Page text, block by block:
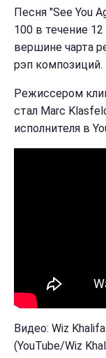
Песня "See You
100 в течение
вершине чарта
рэп композиций.
Режиссером
стал Marc
исполнителя в
Видео: Wiz
(YouTube/Wiz